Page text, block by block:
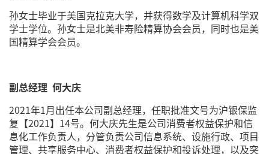
孙女士毕业于美国克拉克大学，并获得数学及计算机科学双
学士学位。孙女士是北美非寿险精算协会会员，同时也是美
国精算学会会员。
副总经理 何大庆
2021年1月出任本公司副总经理，任职批准文号为沪银保监
复【2021】14号。何大庆先生是公司消费者权益保护和信
息化工作负责人，分管负责公司信息系统、设施行政、项目
管理、共享服务中心、消费者权益保护和投诉处理，以及突